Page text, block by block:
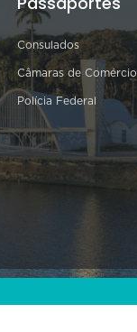
Consulados
Câmaras de Comércio
Polícia Federal